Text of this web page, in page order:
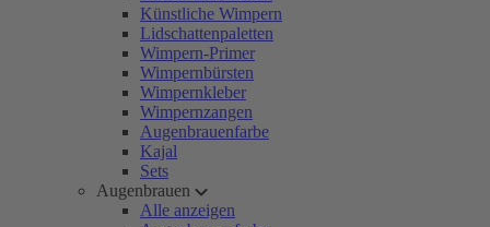
Künstliche Wimpern
Lidschattenpaletten
Wimpern-Primer
Wimpernbürsten
Wimpernkleber
Wimpernzangen
Augenbrauenfarbe
Kajal
Sets
Augenbrauen
Alle anzeigen